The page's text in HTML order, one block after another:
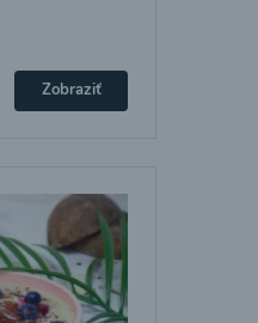
Zobraziť